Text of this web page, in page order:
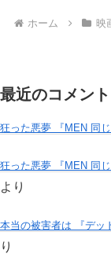
ホーム 映
最近のコメント
狂った悪夢 『MEN 同
狂った悪夢 『MEN 同
より
本当の被害者は 『デッ
り